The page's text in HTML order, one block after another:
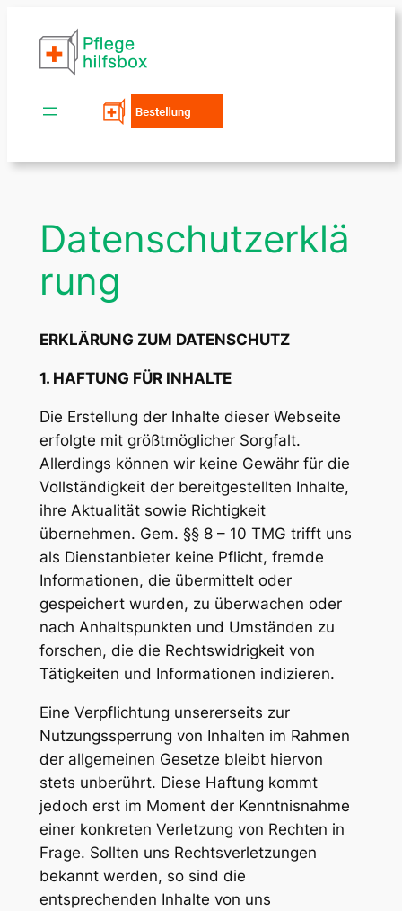
Inhalt
springen
Datenschutzerklä
rung
ERKLÄRUNG ZUM DATENSCHUTZ
1. HAFTUNG FÜR INHALTE
Die Erstellung der Inhalte dieser Webseite
erfolgte mit größtmöglicher Sorgfalt.
Allerdings können wir keine Gewähr für die
Vollständigkeit der bereitgestellten Inhalte,
ihre Aktualität sowie Richtigkeit
übernehmen. Gem. §§ 8 – 10 TMG trifft uns
als Dienstanbieter keine Pflicht, fremde
Informationen, die übermittelt oder
gespeichert wurden, zu überwachen oder
nach Anhaltspunkten und Umständen zu
forschen, die die Rechtswidrigkeit von
Tätigkeiten und Informationen indizieren.
Eine Verpflichtung unsererseits zur
Nutzungssperrung von Inhalten im Rahmen
der allgemeinen Gesetze bleibt hiervon
stets unberührt. Diese Haftung kommt
jedoch erst im Moment der Kenntnisnahme
einer konkreten Verletzung von Rechten in
Frage. Sollten uns Rechtsverletzungen
bekannt werden, so sind die
entsprechenden Inhalte von uns